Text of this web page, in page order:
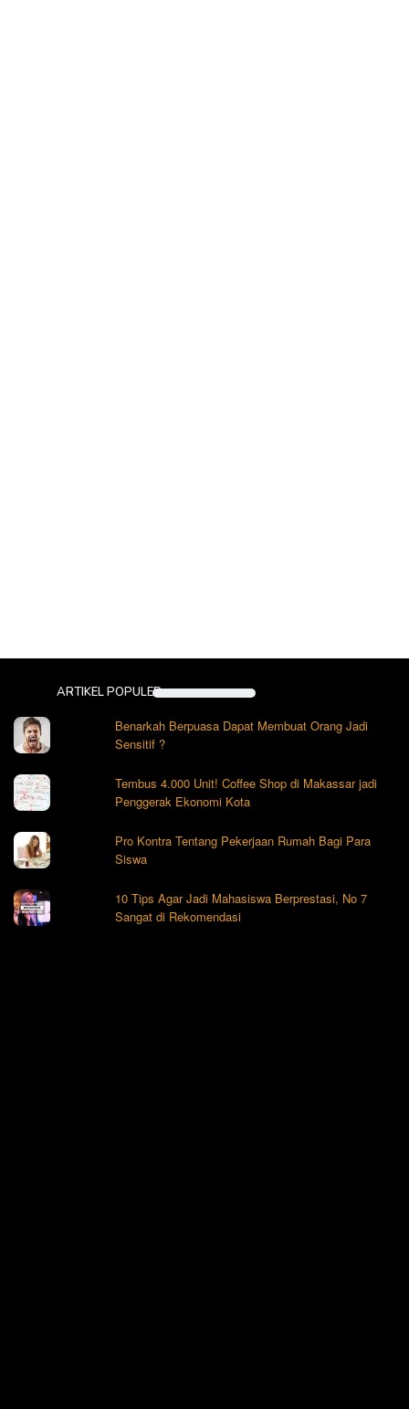
ARTIKEL POPULER
Benarkah Berpuasa Dapat Membuat Orang Jadi
Sensitif ?
Tembus 4.000 Unit! Coffee Shop di Makassar jadi
Penggerak Ekonomi Kota
Pro Kontra Tentang Pekerjaan Rumah Bagi Para
Siswa
10 Tips Agar Jadi Mahasiswa Berprestasi, No 7
Sangat di Rekomendasi